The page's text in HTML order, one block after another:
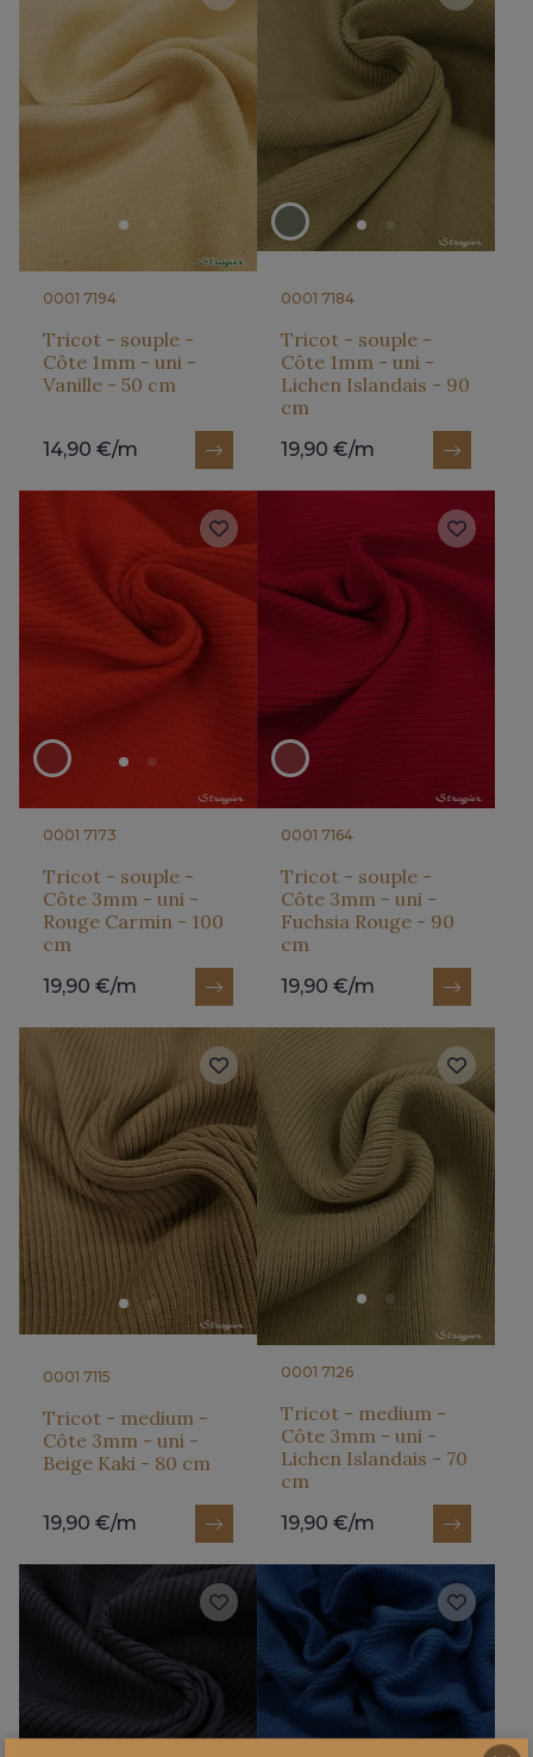
0001 7194
Tricot - souple -
Côte 1mm - uni -
Vanille - 50 cm
14,90 €/m
0001 7184
Tricot - souple -
Côte 1mm - uni -
Lichen Islandais - 90
cm
19,90 €/m
0001 7173
Tricot - souple -
Côte 3mm - uni -
Rouge Carmin - 100
cm
19,90 €/m
0001 7164
Tricot - souple -
Côte 3mm - uni -
Fuchsia Rouge - 90
cm
19,90 €/m
0001 7115
Tricot - medium -
Côte 3mm - uni -
Beige Kaki - 80 cm
19,90 €/m
0001 7126
Tricot - medium -
Côte 3mm - uni -
Lichen Islandais - 70
cm
19,90 €/m